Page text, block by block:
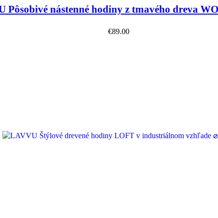
Pôsobivé nástenné hodiny z tmavého dreva
€89.00